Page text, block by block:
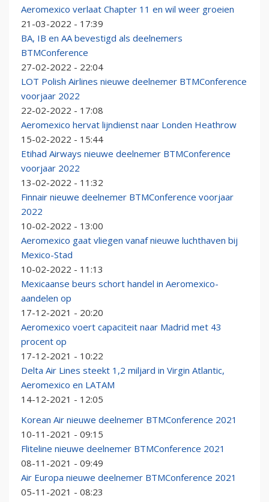
Aeromexico verlaat Chapter 11 en wil weer groeien
21-03-2022 - 17:39
BA, IB en AA bevestigd als deelnemers
BTMConference
27-02-2022 - 22:04
LOT Polish Airlines nieuwe deelnemer BTMConference
voorjaar 2022
22-02-2022 - 17:08
Aeromexico hervat lijndienst naar Londen Heathrow
15-02-2022 - 15:44
Etihad Airways nieuwe deelnemer BTMConference
voorjaar 2022
13-02-2022 - 11:32
Finnair nieuwe deelnemer BTMConference voorjaar
2022
10-02-2022 - 13:00
Aeromexico gaat vliegen vanaf nieuwe luchthaven bij
Mexico-Stad
10-02-2022 - 11:13
Mexicaanse beurs schort handel in Aeromexico-
aandelen op
17-12-2021 - 20:20
Aeromexico voert capaciteit naar Madrid met 43
procent op
17-12-2021 - 10:22
Delta Air Lines steekt 1,2 miljard in Virgin Atlantic,
Aeromexico en LATAM
14-12-2021 - 12:05
Korean Air nieuwe deelnemer BTMConference 2021
10-11-2021 - 09:15
Fliteline nieuwe deelnemer BTMConference 2021
08-11-2021 - 09:49
Air Europa nieuwe deelnemer BTMConference 2021
05-11-2021 - 08:23